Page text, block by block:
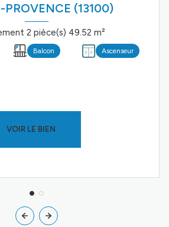
(13100)
Appartement 2 pièce(s) 49.52 m²
Balcon Ascenseur
VOIR LE BIEN